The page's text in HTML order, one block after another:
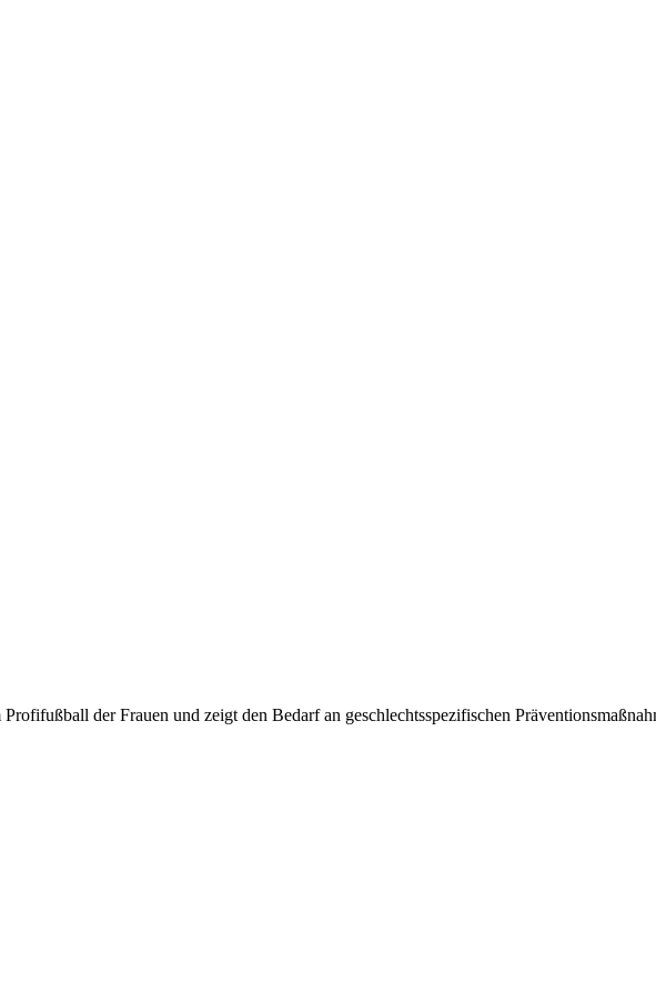
der Frauen und zeigt den Bedarf an geschlechtsspezifischen